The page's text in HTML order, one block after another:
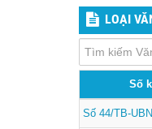
LOẠI
Số
Số 44/TB-